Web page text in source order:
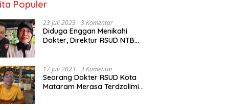
Populer
23 Juli 2023 3 Komentar
Diduga Enggan Menikahi
Dokter, Direktur RSUD NTB
17 Juli 2023 3 Komentar
Seorang Dokter RSUD Kota
Mataram Merasa Terdzolimi